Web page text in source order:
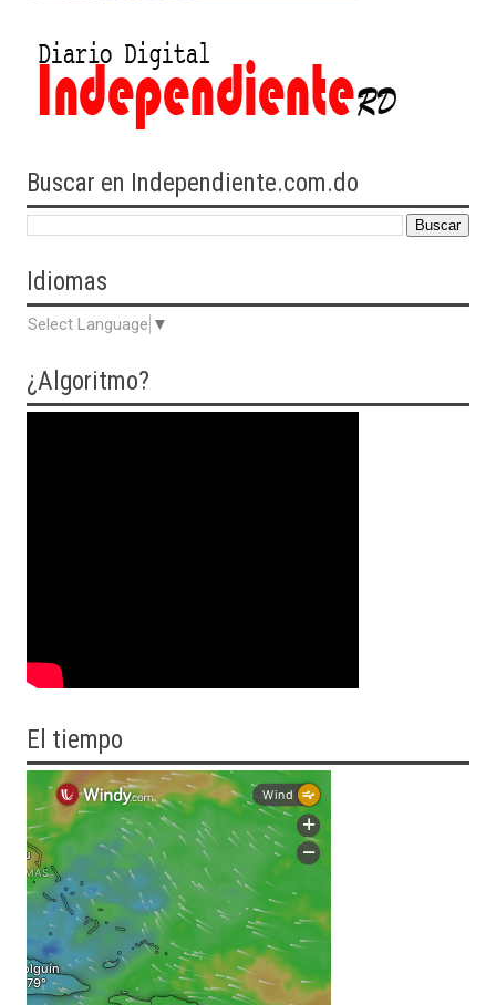
Buscar en Independiente.com.do
Idiomas
Select Language ▼
¿Algoritmo?
El tiempo